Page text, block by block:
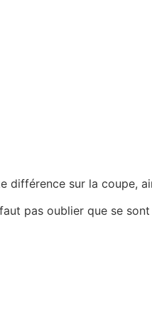
différence sur la coupe,
pas oublier que se